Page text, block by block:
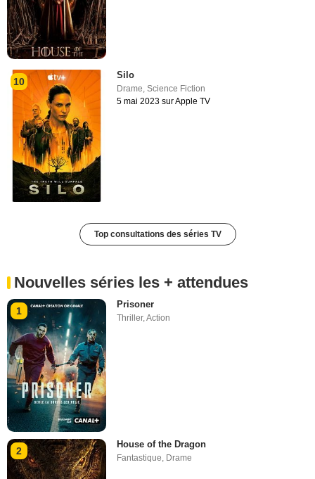
10
Silo
Drame,Science Fiction
5 mai 2023 sur Apple TV
Top consultations des séries TV
Nouvelles séries les + attendues
1
Prisoner
Thriller,Action
2
House of the Dragon
Fantastique Drame